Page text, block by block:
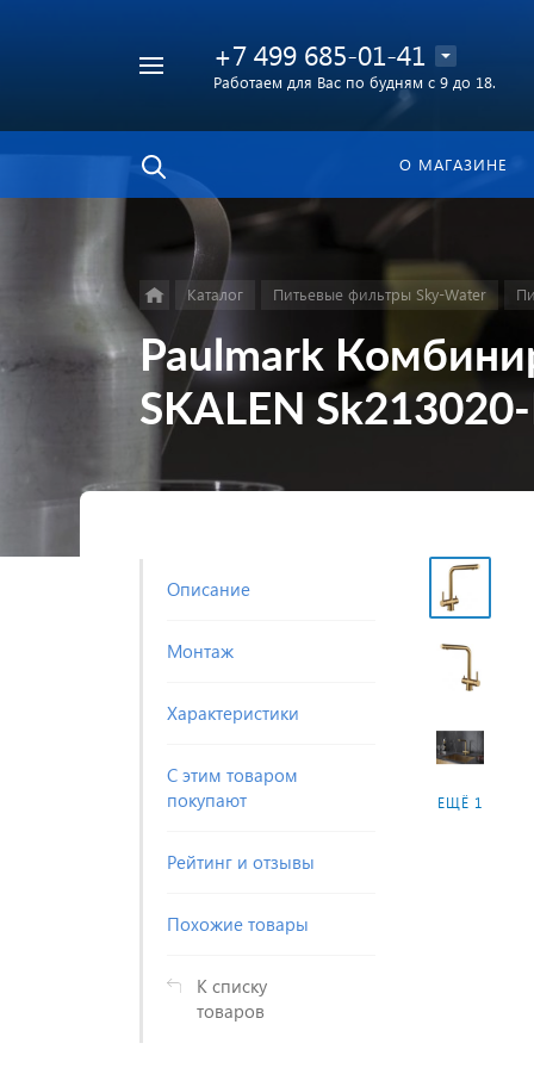
+7 499 685-01-41
Работаем для Вас по будням с 9 до 18.
О МАГАЗИНЕ
Каталог Питьевые фильтры Sky-Water
Paulmark
SKALEN
Описание
Монтаж
Характеристики
С этим товаром
покупают
Рейтинг и отзывы
Похожие товары
К списку
товаров
ЕЩЁ 1